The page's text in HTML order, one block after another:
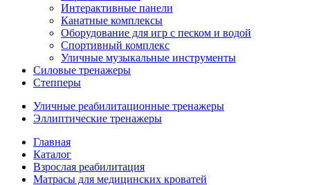
Интерактивные панели
Канатные комплексы
Оборудование для игр с песком и водой
Спортивный комплекс
Уличные музыкальные инструменты
Силовые тренажеры
Степперы
Уличные реабилитационные тренажеры
Эллиптические тренажеры
Главная
Каталог
Взрослая реабилитация
Матрасы для медицинских кроватей